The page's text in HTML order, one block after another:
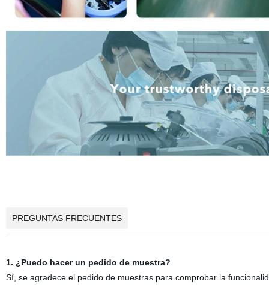
PREGUNTAS FRECUENTES
1. ¿Puedo hacer un pedido de muestra?
Sí, se agradece el pedido de muestras para comprobar la